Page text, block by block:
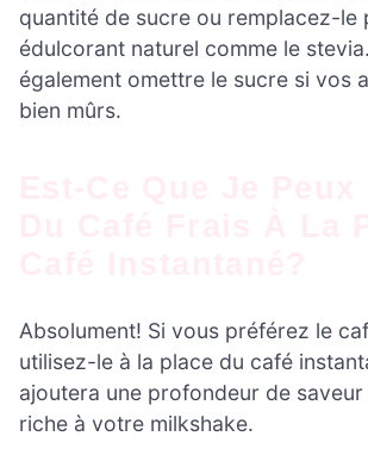
quantité de sucre ou remplacez-le
édulcorant naturel comme le
également omettre le sucre si vos
bien mûrs.
Absolument! Si vous préférez le
utilisez-le à la place du café
ajoutera une profondeur de
riche à votre milkshake.